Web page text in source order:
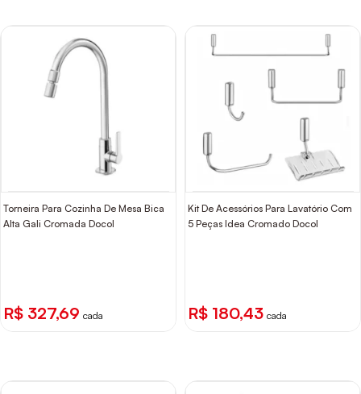
Torneira Para Cozinha De Mesa Bica
Alta Gali Cromada Docol
R$ 327,69 cada
Kit De Acessórios Para Lavatório Com
5 Peças Idea Cromado Docol
R$ 180,43 cada